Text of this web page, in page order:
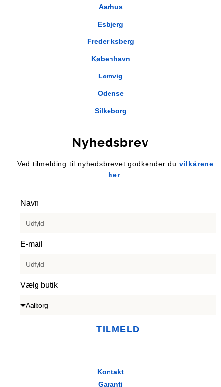
Aarhus
Esbjerg
Frederiksberg
København
Lemvig
Odense
Silkeborg
Nyhedsbrev
Ved tilmelding til nyhedsbrevet godkender duvilkårene
her.
Navn
E-mail
Vælg butik
TILMELD
Kontakt
Garanti